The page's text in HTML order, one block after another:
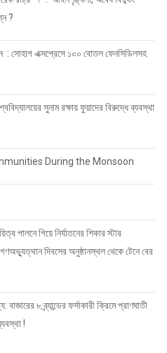
?
: সোহাগ এক্সপ্রেসে ১০০ বোতল ফেনসিডিলসহ
সুনাম রক্ষায় ফুয়াদের বিরুদ্ধে ব্যবস্থা
During the Monsoon
পালনে গিয়ে নির্যাতনের শিকার স্টার
দিবসের অনুষ্ঠানস্থল থেকে টেনে বের
৮ ব্র্যান্ডের ফর্সাকারী ক্রিমে প্রাণঘাতী
!